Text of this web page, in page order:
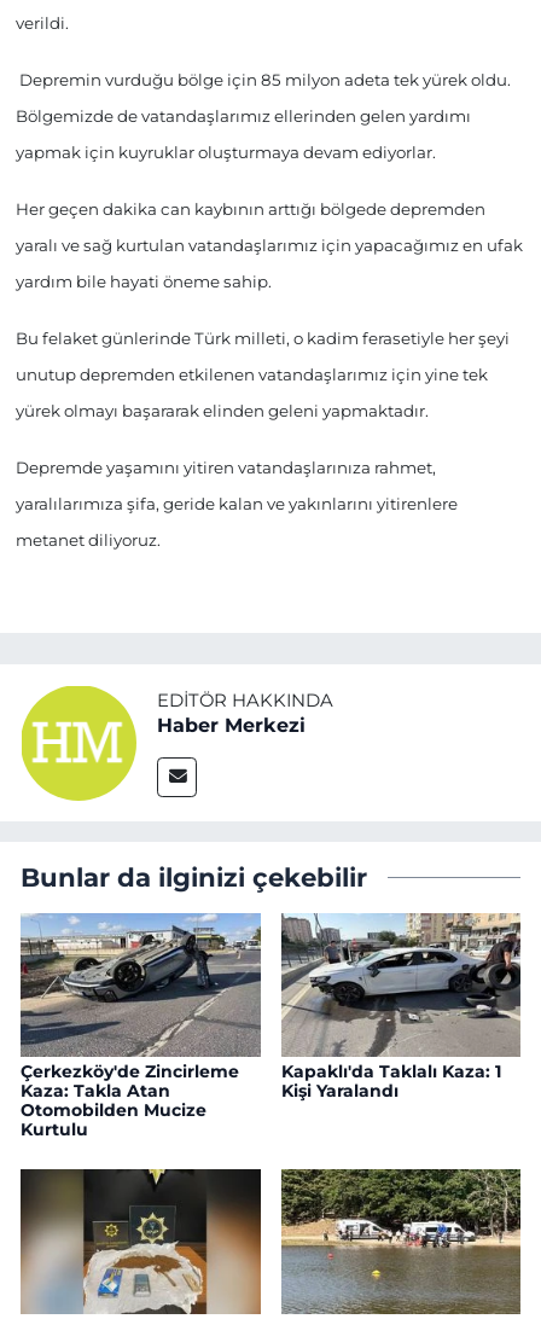
verildi.
Depremin vurduğu bölge için 85 milyon adeta tek yürek oldu.
Bölgemizde de vatandaşlarımız ellerinden gelen yardımı
yapmak için kuyruklar oluşturmaya devam ediyorlar.
Her geçen dakika can kaybının arttığı bölgede depremden
yaralı ve sağ kurtulan vatandaşlarımız için yapacağımız en ufak
yardım bile hayati öneme sahip.
Bu felaket günlerinde Türk milleti, o kadim ferasetiyle her şeyi
unutup depremden etkilenen vatandaşlarımız için yine tek
yürek olmayı başararak elinden geleni yapmaktadır.
Depremde yaşamını yitiren vatandaşlarınıza rahmet,
yaralılarımıza şifa, geride kalan ve yakınlarını yitirenlere
metanet diliyoruz.
EDITÖR HAKKINDA
Haber Merkezi
Bunlar da ilginizi çekebilir
Çerkezköy'de Zincirleme
Kaza: Takla Atan
Otomobilden Mucize
Kurtulu
Kapaklı'da Taklalı Kaza: 1
Kişi Yaralandı